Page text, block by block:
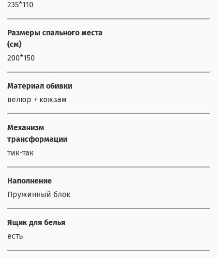
235*110
Размеры спального места
(см)
200*150
Материал обивки
велюр + кожзам
Механизм
трансформации
тик-так
Наполнение
Пружинный блок
Ящик для белья
есть